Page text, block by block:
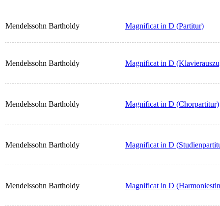
Mendelssohn Bartholdy Magnificat in D (Partitur)
Mendelssohn Bartholdy Magnificat in D
Mendelssohn Bartholdy Magnificat in D (Chorpartitur)
Mendelssohn Bartholdy Magnificat in D
Mendelssohn Bartholdy Magnificat in D